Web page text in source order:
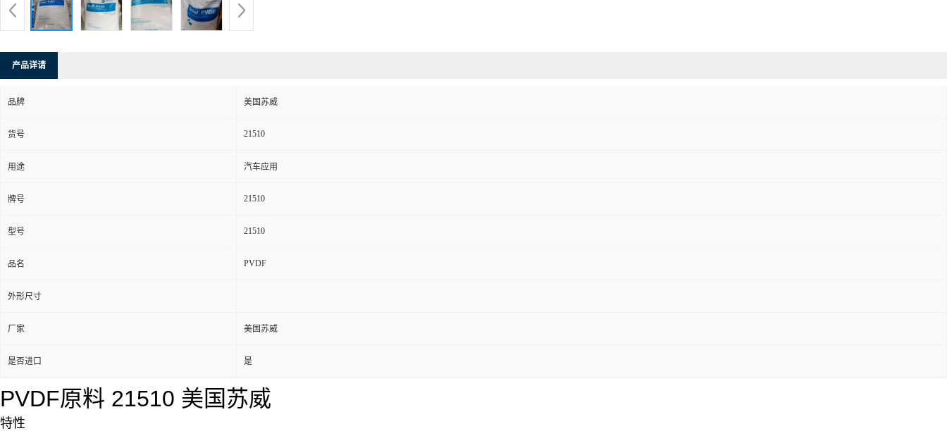
产品详请
品牌 美国苏威
货号 21510
用途 汽车应用
牌号 21510
型号 21510
品名 PVDF
外形尺寸
厂家 美国苏威
是否进口 是
PVDF原料 21510 美国苏威
特性